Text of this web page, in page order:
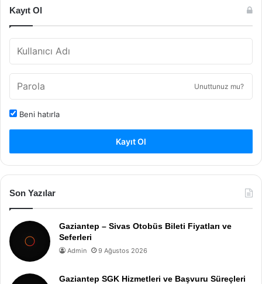
Kayıt Ol
Unuttunuz mu?
Beni hatırla
Kayıt Ol
Son Yazılar
Gaziantep – Sivas Otobüs Bileti Fiyatları ve
Seferleri
Admin 9 Ağustos 2026
Gaziantep SGK Hizmetleri ve Başvuru Süreçleri